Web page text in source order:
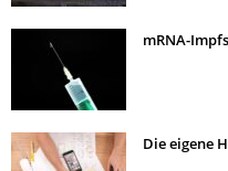
mRNA-
Die eigene